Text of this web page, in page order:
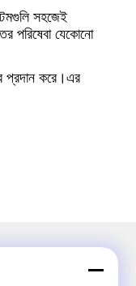
সহজেই
পরিষেবা যেকোনো
প্রদান করে।এর